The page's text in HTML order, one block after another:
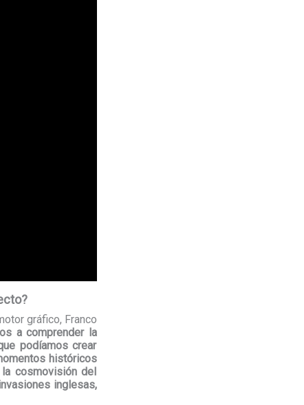
gráfico, Franco
a comprender la
podíamos crear
históricos
cosmovisión del
inglesas,